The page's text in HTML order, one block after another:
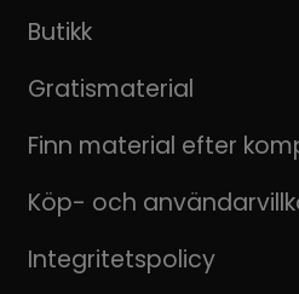
Butikk
Gratismaterial
Finn material efter
Köp- och
Integritetspolicy